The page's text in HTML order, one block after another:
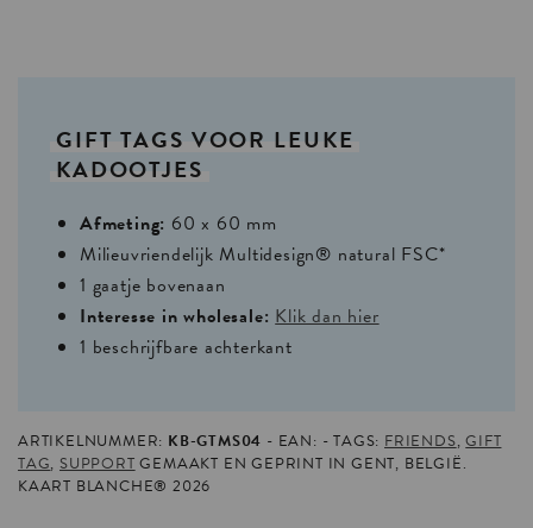
GIFT TAGS VOOR LEUKE
KADOOTJES
Afmeting: 60 x 60 mm
Milieuvriendelijk Multidesign® natural FSC*
1 gaatje bovenaan
Interesse in wholesale: Klik dan hier
1 beschrijfbare achterkant
ARTIKELNUMMER: KB-GTMS04 EAN: TAGS: FRIENDS,GIFT
TAG, SUPPORT GEMAAKT EN GEPRINT IN GENT, BELGIË.
KAART BLANCHE® 2026